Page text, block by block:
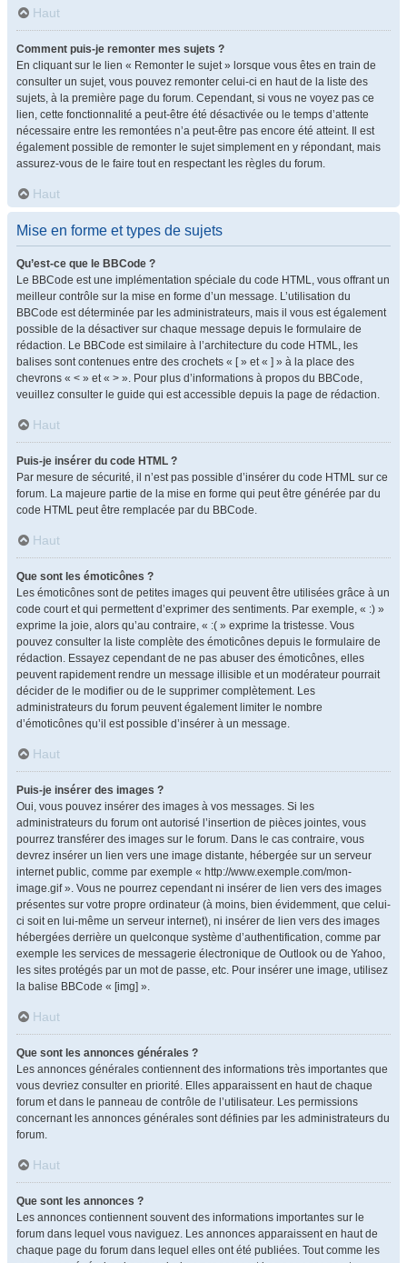
Haut
Comment puis-je remonter mes sujets ?
En cliquant sur le lien « Remonter le sujet » lorsque vous êtes en train de
consulter un sujet, vous pouvez remonter celui-ci en haut de la liste des
sujets, à la première page du forum. Cependant, si vous ne voyez pas ce
lien, cette fonctionnalité a peut-être été désactivée ou le temps d’attente
nécessaire entre les remontées n’a peut-être pas encore été atteint. Il est
également possible de remonter le sujet simplement en y répondant, mais
assurez-vous de le faire tout en respectant les règles du forum.
Haut
Mise en forme et types de sujets
Qu’est-ce que le BBCode ?
Le BBCode est une implémentation spéciale du code HTML, vous offrant un
meilleur contrôle sur la mise en forme d’un message. L’utilisation du
BBCode est déterminée par les administrateurs, mais il vous est également
possible de la désactiver sur chaque message depuis le formulaire de
rédaction. Le BBCode est similaire à l’architecture du code HTML, les
balises sont contenues entre des crochets « [ » et « ] » à la place des
chevrons « < » et « > ». Pour plus d’informations à propos du BBCode,
veuillez consulter le guide qui est accessible depuis la page de rédaction.
Haut
Puis-je insérer du code HTML ?
Par mesure de sécurité, il n’est pas possible d’insérer du code HTML sur ce
forum. La majeure partie de la mise en forme qui peut être générée par du
code HTML peut être remplacée par du BBCode.
Haut
Que sont les émoticônes ?
Les émoticônes sont de petites images qui peuvent être utilisées grâce à un
code court et qui permettent d’exprimer des sentiments. Par exemple, « :) »
exprime la joie, alors qu’au contraire, « :( » exprime la tristesse. Vous
pouvez consulter la liste complète des émoticônes depuis le formulaire de
rédaction. Essayez cependant de ne pas abuser des émoticônes, elles
peuvent rapidement rendre un message illisible et un modérateur pourrait
décider de le modifier ou de le supprimer complètement. Les
administrateurs du forum peuvent également limiter le nombre
d’émoticônes qu’il est possible d’insérer à un message.
Haut
Puis-je insérer des images ?
Oui, vous pouvez insérer des images à vos messages. Si les
administrateurs du forum ont autorisé l’insertion de pièces jointes, vous
pourrez transférer des images sur le forum. Dans le cas contraire, vous
devrez insérer un lien vers une image distante, hébergée sur un serveur
internet public, comme par exemple « http://www.exemple.com/mon-
image.gif ». Vous ne pourrez cependant ni insérer de lien vers des images
présentes sur votre propre ordinateur (à moins, bien évidemment, que celui-
ci soit en lui-même un serveur internet), ni insérer de lien vers des images
hébergées derrière un quelconque système d’authentification, comme par
exemple les services de messagerie électronique de Outlook ou de Yahoo,
les sites protégés par un mot de passe, etc. Pour insérer une image, utilisez
la balise BBCode « [img] ».
Haut
Que sont les annonces générales ?
Les annonces générales contiennent des informations très importantes que
vous devriez consulter en priorité. Elles apparaissent en haut de chaque
forum et dans le panneau de contrôle de l’utilisateur. Les permissions
concernant les annonces générales sont définies par les administrateurs du
forum.
Haut
Que sont les annonces ?
Les annonces contiennent souvent des informations importantes sur le
forum dans lequel vous naviguez. Les annonces apparaissent en haut de
chaque page du forum dans lequel elles ont été publiées. Tout comme les